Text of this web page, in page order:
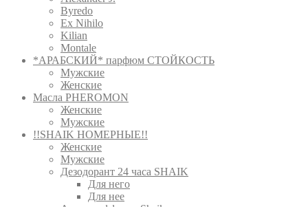
Byredo
Ex Nihilo
Kilian
Montale
*АРАБСКИЙ* парфюм СТОЙКОСТЬ
Мужские
Женские
Масла PHEROMON
Женские
Мужские
!!SHAIK НОМЕРНЫЕ!!
Женские
Мужские
Дезодорант 24 часа SHAIK
Для него
Для нее